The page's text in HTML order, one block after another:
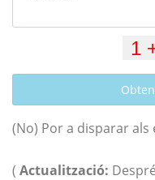
(No) Por a disparar als
( Actualització: